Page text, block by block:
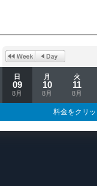
日
09
8月
月
10
8月
火
11
8月
料金をクリ